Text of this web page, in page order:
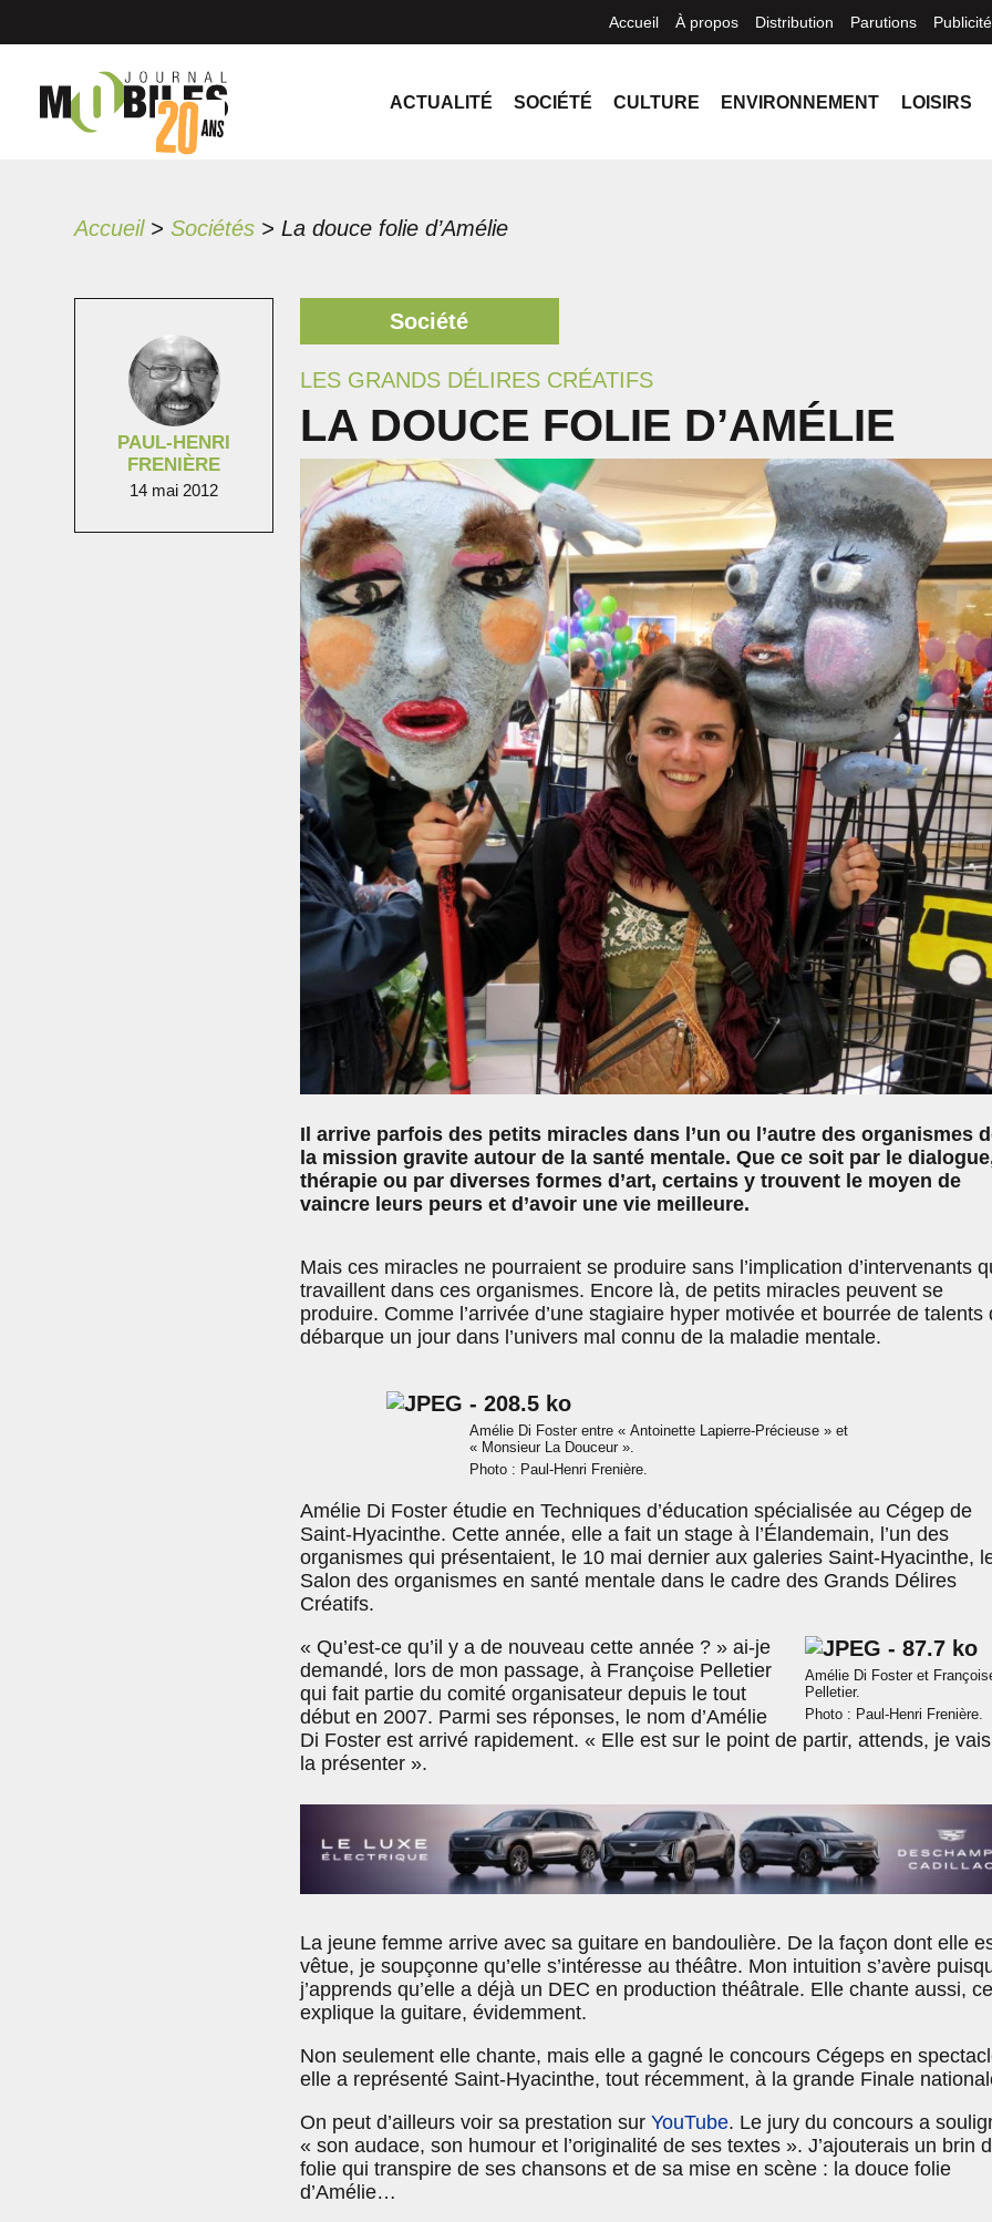
Accueil À propos Distribution Parutions Publicité
ACTUALITÉ SOCIÉTÉ CULTURE ENVIRONNEMENT LOISIRS
Accueil>Sociétés >La douce folie d’Amélie
PAUL-HENRI
FRENIÈRE
14 mai 2012
Société
LES GRANDS DÉLIRES CRÉATIFS
LA DOUCE FOLIE D’AMÉLIE
Il arrive parfois des petits miracles dans l’un ou l’autre des organismes
la mission gravite autour de la santé mentale. Que ce soit par le
thérapie ou par diverses formes d’art, certains y trouvent le moyen de
vaincre leurs peurs et d’avoir une vie meilleure.
Mais ces miracles ne pourraient se produire sans l’implication d’intervenants
travaillent dans ces organismes. Encore là, de petits miracles peuvent se
produire. Comme l’arrivée d’une stagiaire hyper motivée et bourrée de talents
débarque un jour dans l’univers mal connu de la maladie mentale.
Amélie Di Foster entre « Antoinette Lapierre-Précieuse » et
« Monsieur La Douceur ».
Photo : Paul-Henri Frenière.
Amélie Di Foster étudie en Techniques d’éducation spécialisée au Cégep de
Saint-Hyacinthe. Cette année, elle a fait un stage à l’Élandemain, l’un des
organismes qui présentaient, le 10 mai dernier aux galeries Saint-Hyacinthe,
Salon des organismes en santé mentale dans le cadre des Grands Délires
Créatifs.
Amélie Di Foster et
Pelletier.
Photo : Paul-Henri Frenière.
« Qu’est-ce qu’il y a de nouveau cette année ? » ai-je
demandé, lors de mon passage, à Françoise Pelletier
qui fait partie du comité organisateur depuis le tout
début en 2007. Parmi ses réponses, le nom d’Amélie
Di Foster est arrivé rapidement. « Elle est sur le point de partir, attends, je
la présenter ».
La jeune femme arrive avec sa guitare en bandoulière. De la façon dont elle
vêtue, je soupçonne qu’elle s’intéresse au théâtre. Mon intuition s’avère
j’apprends qu’elle a déjà un DEC en production théâtrale. Elle chante aussi,
explique la guitare, évidemment.
Non seulement elle chante, mais elle a gagné le concours Cégeps en
elle a représenté Saint-Hyacinthe, tout récemment, à la grande Finale
On peut d’ailleurs voir sa prestation sur YouTube. Le jury du concours a
« son audace, son humour et l’originalité de ses textes ». J’ajouterais un brin
folie qui transpire de ses chansons et de sa mise en scène : la douce folie
d’Amélie…